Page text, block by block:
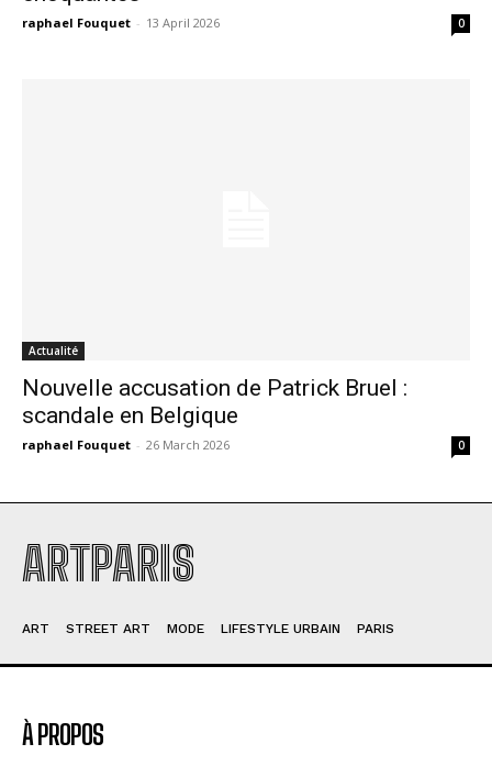
raphael Fouquet - 13 April 2026 0
Actualité
Nouvelle accusation de Patrick Bruel :
scandale en Belgique
raphael Fouquet - 26 March 2026 0
ARTPARIS
ART STREET ART MODE LIFESTYLE URBAIN PARIS
À PROPOS